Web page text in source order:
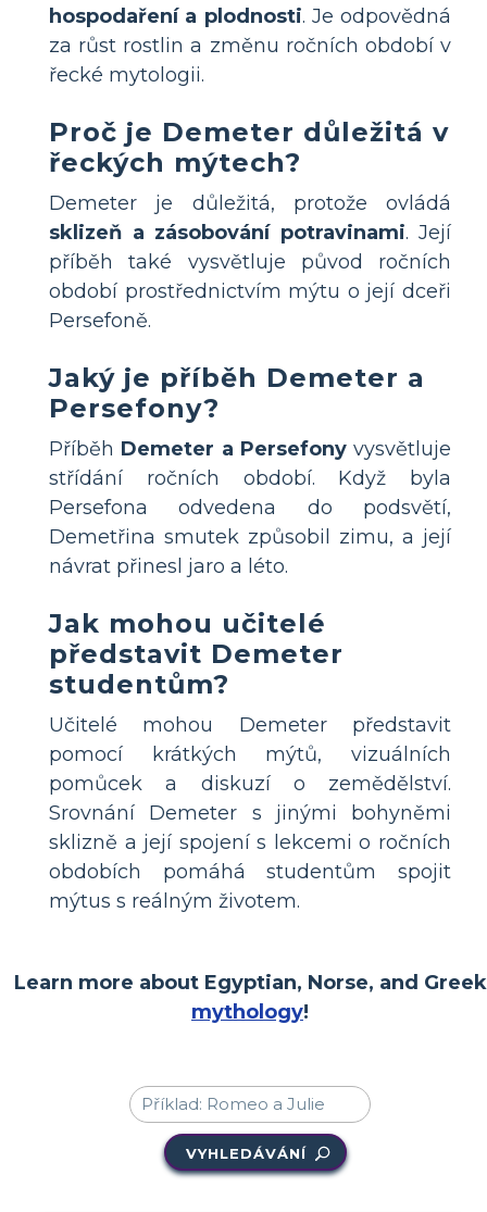
hospodaření a plodnosti. Je odpovědná
za růst rostlin a změnu ročních období v
řecké mytologii.
Proč je Demeter důležitá v
řeckých mýtech?
Demeter je důležitá, protože ovládá
sklizeň a zásobování potravinami. Její
příběh také vysvětluje původ ročních
období prostřednictvím mýtu o její dceři
Persefoně.
Jaký je příběh Demeter a
Persefony?
Příběh Demeter a Persefonyvysvětluje
střídání ročních období. Když byla
Persefona odvedena do podsvětí,
Demetřina smutek způsobil zimu, a její
návrat přinesl jaro a léto.
Jak mohou učitelé
představit Demeter
studentům?
Učitelé mohou Demeter představit
pomocí krátkých mýtů, vizuálních
pomůcek a diskuzí o zemědělství.
Srovnání Demeter s jinými bohyněmi
sklizně a její spojení s lekcemi o ročních
obdobích pomáhá studentům spojit
mýtus s reálným životem.
Learn more about Egyptian, Norse, and Greek
mythology!
VYHLEDÁVÁNÍ